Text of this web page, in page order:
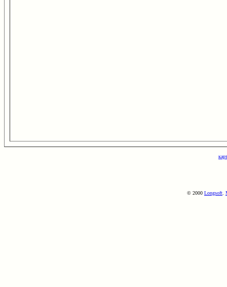
© 2000 Longsoft